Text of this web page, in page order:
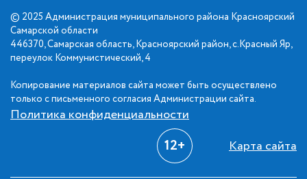
© 2025 Администрация муниципального района Красноярский
Самарской области
446370, Самарская область, Красноярский район, с.Красный Яр,
переулок Коммунистический, 4
Копирование материалов сайта может быть осуществлено
только с письменного согласия Администрации сайта.
Политика конфиденциальности
12+ Карта сайта